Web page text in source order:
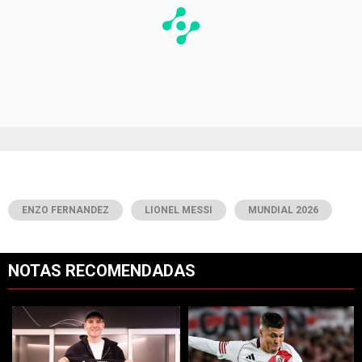
ENZO FERNANDEZ LIONEL MESSI MUNDIAL 2026
NOTAS RECOMENDADAS
Un artículo de tendencia con el título "Increíble: por qué Facundo
Un artículo de tendencia con el